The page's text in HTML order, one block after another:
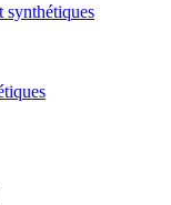
synthétiques